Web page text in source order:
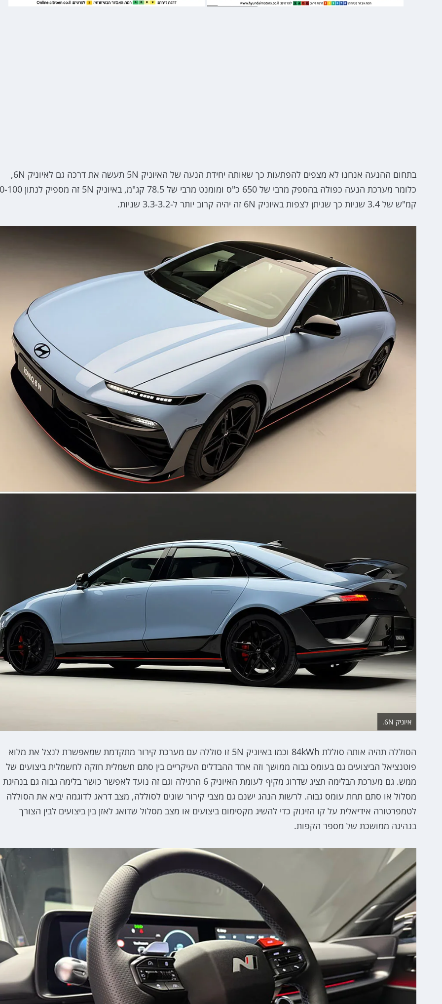
בתחום ההנעה אנחנו לא מצפים להפתעות כך שאותה יחידת הנעה של האיוניק 5N תעשה את דרכה גם לאיוניק 6N,
כלומר מערכת הנעה כפולה בהספק מרבי של 650 כ"ס ומומנט מרבי של 78.5 קג"מ, באיוניק 5N זה מספיק לנתון 0-100
קמ"ש של 3.4 שניות כך שניתן לצפות באיוניק 6N זה יהיה קרוב יותר ל-3.3-3.2 שניות.
איוניק 6N.
הסוללה תהיה אותה סוללת 84kWh וכמו באיוניק 5N זו סוללה עם מערכת קירור מתקדמת שמאפשרת לנצל את מלוא
פוטנציאל הביצועים גם בעומס גבוה ממושך וזה אחד ההבדלים העיקריים בין סתם חשמלית חזקה לחשמלית ביצועים של
ממש. גם מערכת הבלימה תציג שדרוג מקיף לעומת האיוניק 6 הרגילה וגם זה נועד לאפשר כושר בלימה גבוה גם בנהיגת
מסלול או סתם תחת עומס גבוה. לרשות הנהג ישנם גם מצבי קירור שונים לסוללה, מצב דראג לדוגמה יביא את הסוללה
לטמפרטורה אידיאלית על קו הזינוק כדי להשיג מקסימום ביצועים או מצב מסלול שדואג לאזן בין ביצועים לבין הצורך
בנהיגה ממושכת של מספר הקפות.